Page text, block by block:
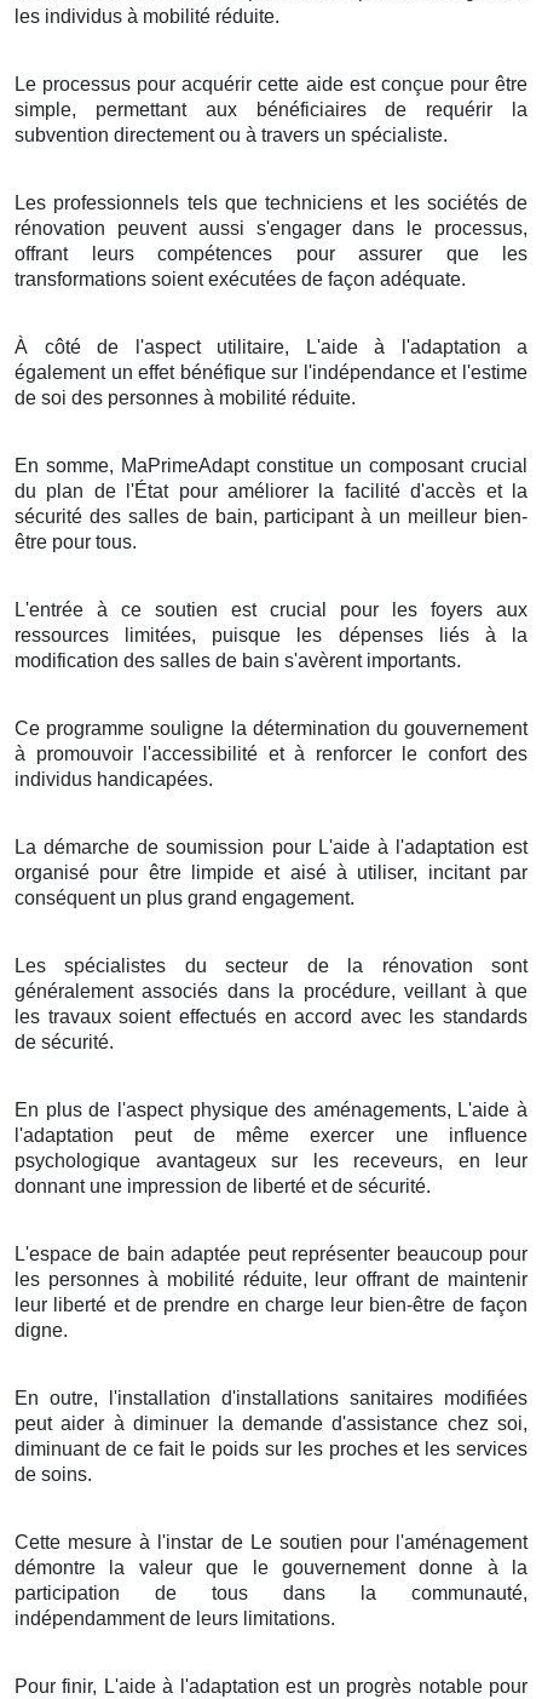
les individus à mobilité réduite.
Le processus pour acquérir cette aide est conçue pour être
simple, permettant aux bénéficiaires de requérir la
subvention directement ou à travers un spécialiste.
Les professionnels tels que techniciens et les sociétés de
rénovation peuvent aussi s'engager dans le processus,
offrant leurs compétences pour assurer que les
transformations soient exécutées de façon adéquate.
À côté de l'aspect utilitaire, L'aide à l'adaptation a
également un effet bénéfique sur l'indépendance et l'estime
de soi des personnes à mobilité réduite.
En somme, MaPrimeAdapt constitue un composant crucial
du plan de l'État pour améliorer la facilité d'accès et la
sécurité des salles de bain, participant à un meilleur bien-
être pour tous.
L'entrée à ce soutien est crucial pour les foyers aux
ressources limitées, puisque les dépenses liés à la
modification des salles de bain s'avèrent importants.
Ce programme souligne la détermination du gouvernement
à promouvoir l'accessibilité et à renforcer le confort des
individus handicapées.
La démarche de soumission pour L'aide à l'adaptation est
organisé pour être limpide et aisé à utiliser, incitant par
conséquent un plus grand engagement.
Les spécialistes du secteur de la rénovation sont
généralement associés dans la procédure, veillant à que
les travaux soient effectués en accord avec les standards
de sécurité.
En plus de l'aspect physique des aménagements, L'aide à
l'adaptation peut de même exercer une influence
psychologique avantageux sur les receveurs, en leur
donnant une impression de liberté et de sécurité.
L'espace de bain adaptée peut représenter beaucoup pour
les personnes à mobilité réduite, leur offrant de maintenir
leur liberté et de prendre en charge leur bien-être de façon
digne.
En outre, l'installation d'installations sanitaires modifiées
peut aider à diminuer la demande d'assistance chez soi,
diminuant de ce fait le poids sur les proches et les services
de soins.
Cette mesure à l'instar de Le soutien pour l'aménagement
démontre la valeur que le gouvernement donne à la
participation de tous dans la communauté,
indépendamment de leurs limitations.
Pour finir, L'aide à l'adaptation est un progrès notable pour